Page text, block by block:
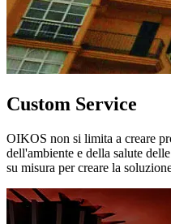
Custom Service
OIKOS non si limita a creare
dell'ambiente e della salute
su misura per creare la